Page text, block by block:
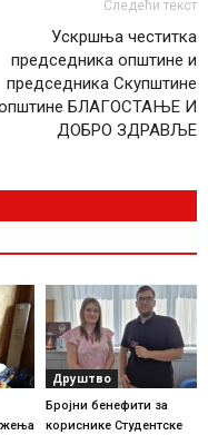
Следећи текст
Ускршња честитка
председника општине и
председника Скупштине
БЛАГОСТАЊЕ И
ДОБРО ЗДРАВЉЕ
Друштво
Бројни бенефити за
кориснике Студентске